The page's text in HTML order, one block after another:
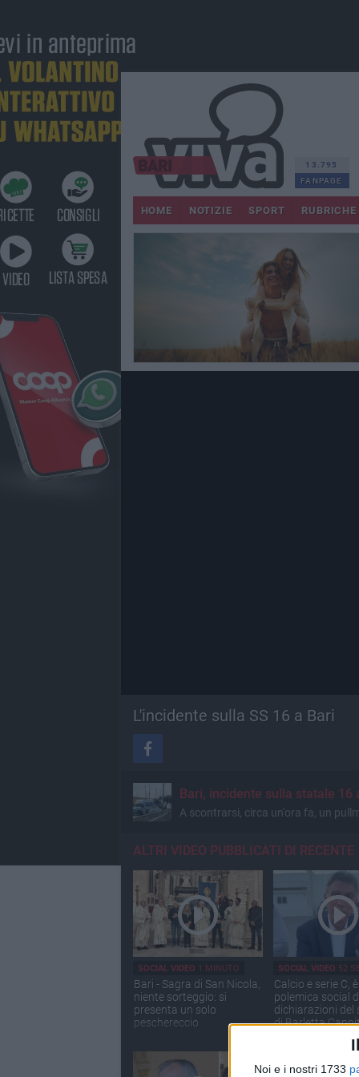
Noi e i nostri 1733
13.795
FANPAGE
HOME NOTIZIE SPORT RUBRICHE
L'incidente sulla SS 16 a Bari
Bari, incidente sulla statale 16
A scontrarsi, circa un'ora fa, un
ALTRI VIDEO PUBBLICATI DI RECENTE
SOCIAL VIDEO 1 MINUTO
Bari - Sagra di San Nicola,
niente sorteggio: si
presenta un solo
peschereccio
SOCIAL VIDEO 52
Calcio e serie C, è
polemica social
dichiarazioni del
di Barletta